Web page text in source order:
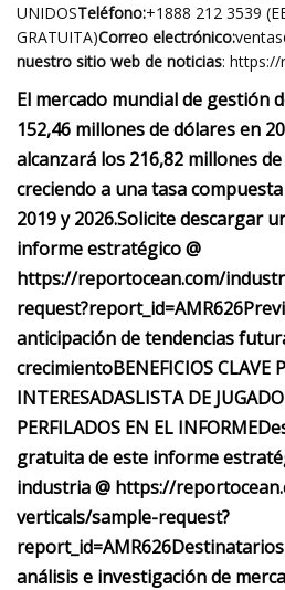
UNIDOSTeléfono:+1888 212 3539
GRATUITA)Correo electrónico:
nuestro sitio web de noticias: https://
El mercado mundial de gestión
152,46 millones de dólares en
alcanzará los 216,82 millones
creciendo a una tasa
2019 y 2026.Solicite descargar
informe estratégico @
https://reportocean.com/
request?report_id=AMR626
anticipación de tendencias
crecimientoBENEFICIOS CLAVE
INTERESADASLISTA DE
PERFILADOS EN EL INFORME
gratuita de este informe
industria @ https://
verticals/sample-request?
report_id=AMR626
análisis e investigación de